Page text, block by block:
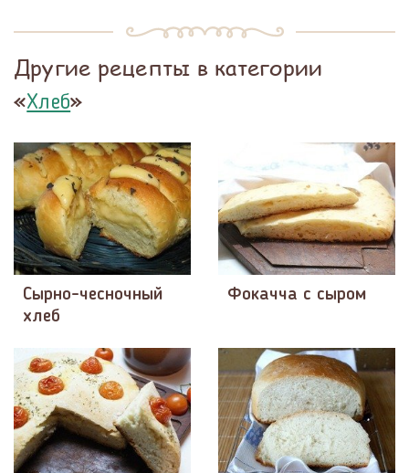
Другие рецепты в категории
«Хлеб»
Сырно-чесночный
хлеб
Фокачча с сыром